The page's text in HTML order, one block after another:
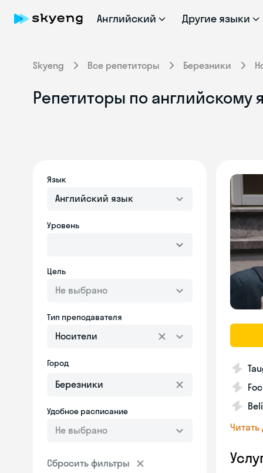
Английский Другие языки
Skyeng Все репетиторы Березники
Репетиторы по английскому
Язык
Английский язык
Уровень
Цель
Не выбрано
Тип преподавателя
Носители
Город
Удобное расписание
Не выбрано
Сбросить фильтры